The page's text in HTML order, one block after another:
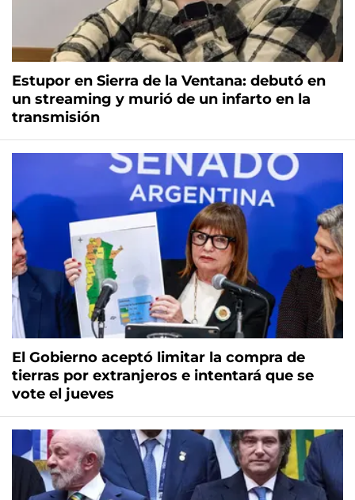
Estupor en Sierra de la Ventana: debutó en
un streaming y murió de un infarto en la
transmisión
El Gobierno aceptó limitar la compra de
tierras por extranjeros e intentará que se
vote el jueves